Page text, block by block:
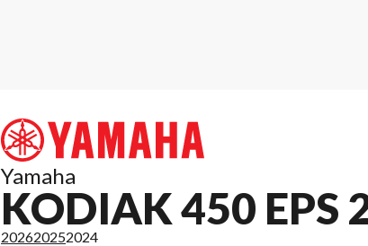
Yamaha
KODIAK 450 EPS
202620252024